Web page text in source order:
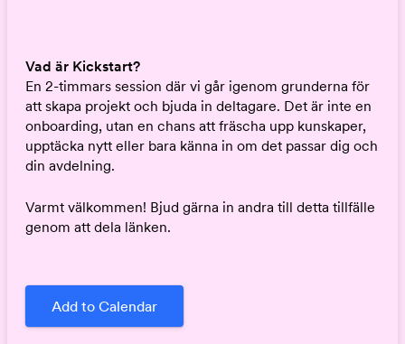
Vad är Kickstart?
En 2-timmars session där vi går igenom grunderna för
att skapa projekt och bjuda in deltagare. Det är inte en
onboarding, utan en chans att fräscha upp kunskaper,
upptäcka nytt eller bara känna in om det passar dig och
din avdelning.
Varmt välkommen! Bjud gärna in andra till detta tillfälle
genom att dela länken.
Add to Calendar